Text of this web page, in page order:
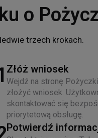
o
trzech krokach.
Złóż wniosek
Wejdź na stronę
złożyć wniosek.
skontaktować się
priorytetową obsługę.
Potwierdź